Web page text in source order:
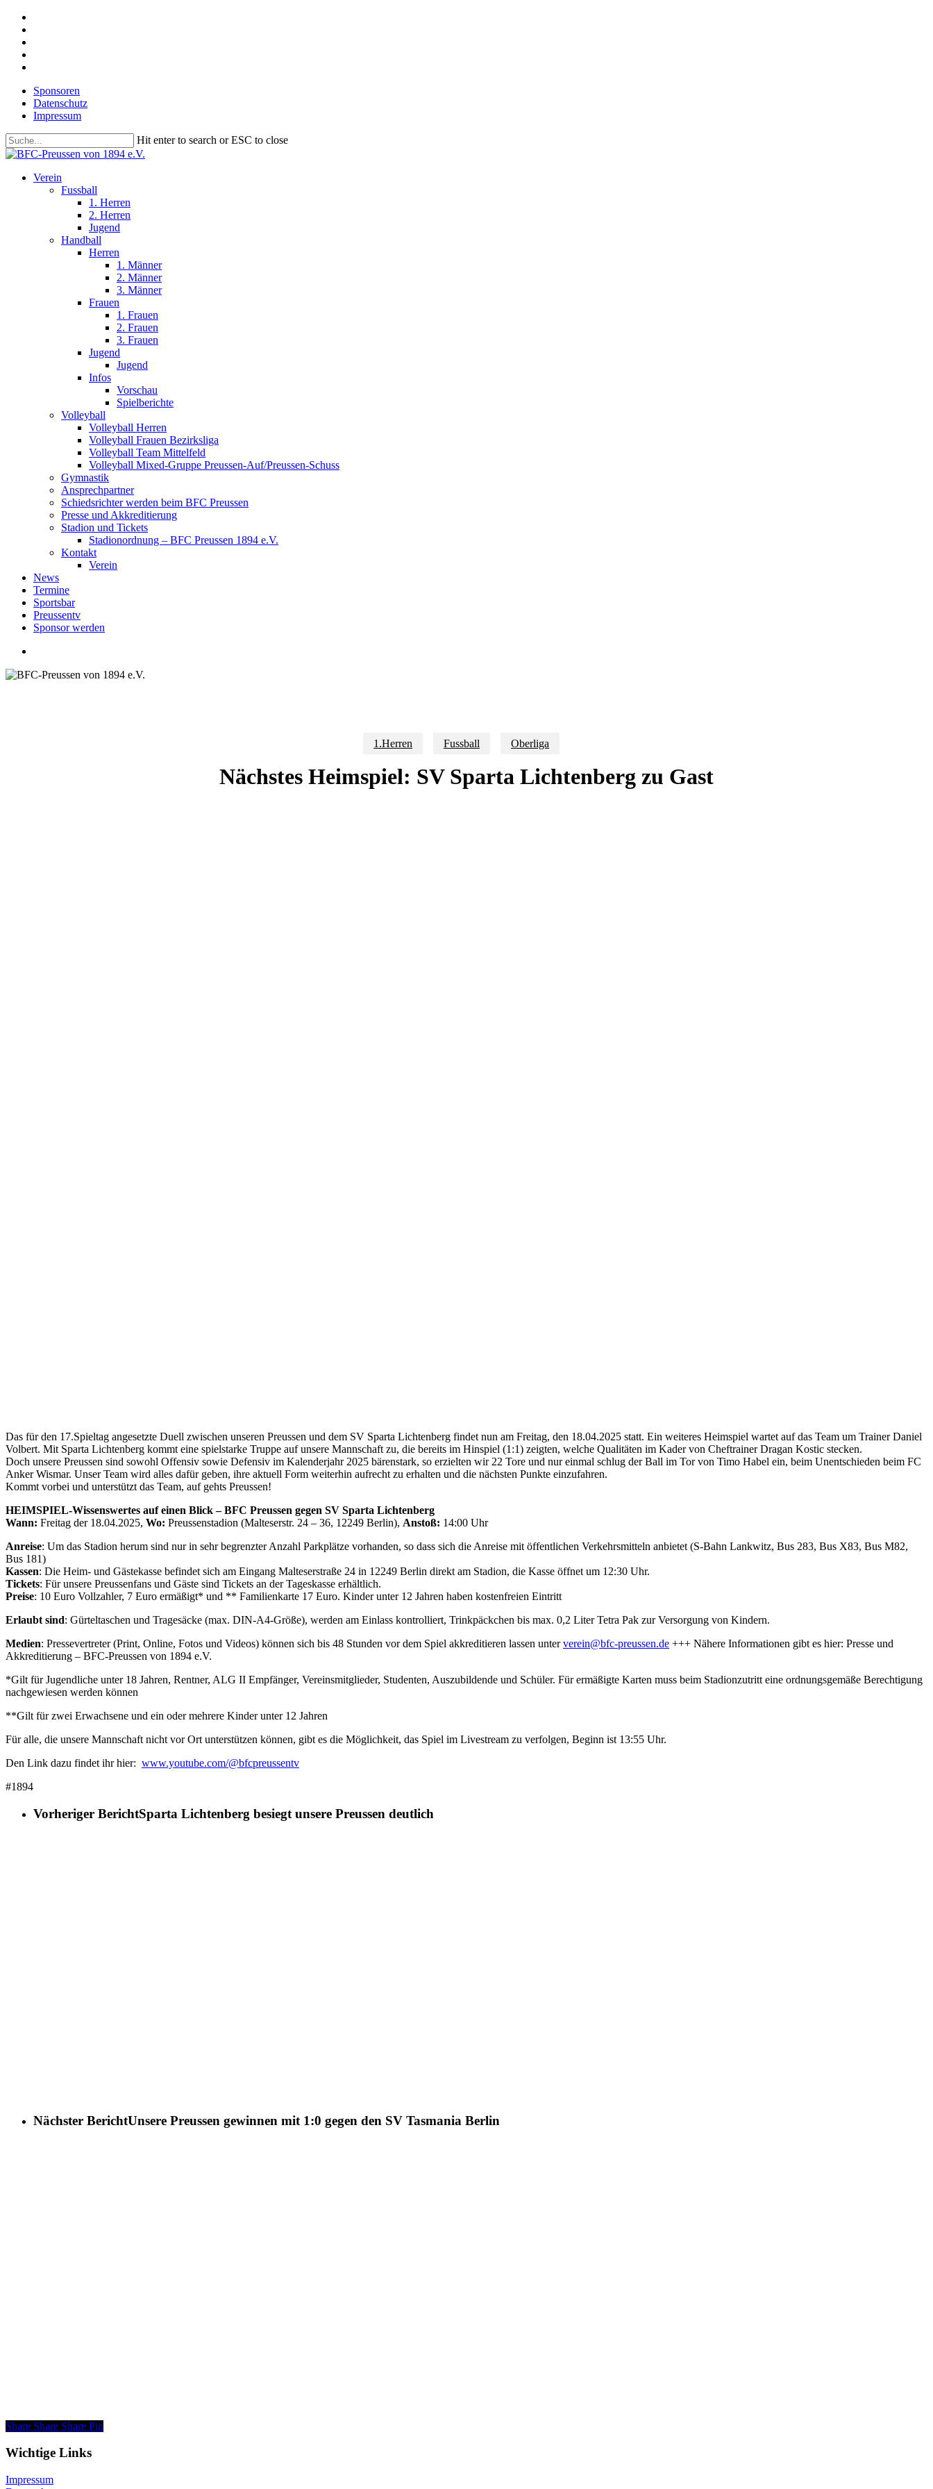
Skip
main
content
Sponsoren
Datenschutz
Impressum
Hit enter to search or ESC to close
Close
search
Menu
Verein
Fussball
1. Herren
2. Herren
Jugend
Handball
Herren
1. Männer
2. Männer
3. Männer
Frauen
1. Frauen
2. Frauen
3. Frauen
Jugend
Jugend
Infos
Vorschau
Spielberichte
Volleyball
Volleyball Herren
Volleyball Frauen Bezirksliga
Volleyball Team Mittelfeld
Volleyball Mixed-Gruppe Preussen-Auf/Preussen-Schuss
Gymnastik
Ansprechpartner
Schiedsrichter werden beim BFC Preussen
Presse und Akkreditierung
Stadion und Tickets
Stadionordnung – BFC Preussen 1894 e.V.
Kontakt
Verein
News
Termine
Sportsbar
Preussentv
Sponsor werden
1.Herren Fussball Oberliga
Nächstes Heimspiel: SV Sparta Lichtenberg zu Gast
Das für den 17.Spieltag angesetzte Duell zwischen unseren Preussen und dem SV Sparta Lichtenberg findet nun am Freitag, den 18.04.2025 statt. Ein weiteres Heimspiel wartet auf das Team um Trainer Daniel
Volbert. Mit Sparta Lichtenberg kommt eine spielstarke Truppe auf unsere Mannschaft zu, die bereits im Hinspiel (1:1) zeigten, welche Qualitäten im Kader von Cheftrainer Dragan Kostic stecken.
Doch unsere Preussen sind sowohl Offensiv sowie Defensiv im Kalenderjahr 2025 bärenstark, so erzielten wir 22 Tore und nur einmal schlug der Ball im Tor von Timo Habel ein, beim Unentschieden beim FC
Anker Wismar. Unser Team wird alles dafür geben, ihre aktuell Form weiterhin aufrecht zu erhalten und die nächsten Punkte einzufahren.
Kommt vorbei und unterstützt das Team, auf gehts Preussen!
HEIMSPIEL-Wissenswertes auf einen Blick – BFC Preussen gegen SV Sparta Lichtenberg
Wann: Freitag der 18.04.2025, Wo: Preussenstadion (Malteserstr. 24 – 36, 12249 Berlin), Anstoß: 14:00 Uhr
Anreise: Um das Stadion herum sind nur in sehr begrenzter Anzahl Parkplätze vorhanden, so dass sich die Anreise mit öffentlichen Verkehrsmitteln anbietet (S-Bahn Lankwitz, Bus 283, Bus X83, Bus M82,
Bus 181)
Kassen: Die Heim- und Gästekasse befindet sich am Eingang Malteserstraße 24 in 12249 Berlin direkt am Stadion, die Kasse öffnet um 12:30 Uhr.
Tickets: Für unsere Preussenfans und Gäste sind Tickets an der Tageskasse erhältlich.
Preise: 10 Euro Vollzahler, 7 Euro ermäßigt* und ** Familienkarte 17 Euro. Kinder unter 12 Jahren haben kostenfreien Eintritt
Erlaubt sind: Gürteltaschen und Tragesäcke (max. DIN-A4-Größe), werden am Einlass kontrolliert, Trinkpäckchen bis max. 0,2 Liter Tetra Pak zur Versorgung von Kindern.
Medien: Pressevertreter (Print, Online, Fotos und Videos) können sich bis 48 Stunden vor dem Spiel akkreditieren lassen unterverein@bfc-preussen.de +++ Nähere Informationen gibt es hier: Presse und
Akkreditierung – BFC-Preussen von 1894 e.V.
*Gilt für Jugendliche unter 18 Jahren, Rentner, ALG II Empfänger, Vereinsmitglieder, Studenten, Auszubildende und Schüler. Für ermäßigte Karten muss beim Stadionzutritt eine ordnungsgemäße Berechtigung
nachgewiesen werden können
**Gilt für zwei Erwachsene und ein oder mehrere Kinder unter 12 Jahren
Für alle, die unsere Mannschaft nicht vor Ort unterstützen können, gibt es die Möglichkeit, das Spiel im Livestream zu verfolgen, Beginn ist 13:55 Uhr.
Den Link dazu findet ihr hier: www.youtube.com/@bfcpreussentv
#1894
Vorheriger BerichtSparta Lichtenberg besiegt unsere Preussen deutlich
Nächster BerichtUnsere Preussen gewinnen mit 1:0 gegen den SV Tasmania Berlin
Share Share Share Pin
Wichtige Links
Impressum